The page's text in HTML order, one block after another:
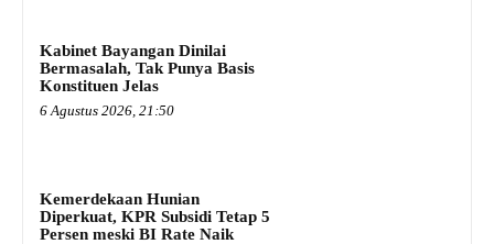
Kabinet Bayangan Dinilai
Bermasalah, Tak Punya Basis
Konstituen Jelas
6 Agustus 2026, 21:50
Kemerdekaan Hunian
Diperkuat, KPR Subsidi Tetap 5
Persen meski BI Rate Naik